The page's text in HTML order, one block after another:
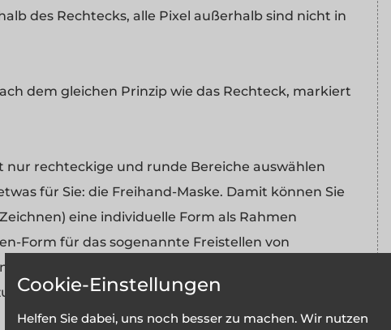
des Rechtecks, alle Pixel außerhalb sind nicht in
dem gleichen Prinzip wie das Rechteck, markiert
nur rechteckige und runde Bereiche auswählen
für Sie: die Freihand-Maske. Damit können Sie
eine individuelle Form als Rahmen
Form für das sogenannte Freistellen von
einer Person auf einem Foto, um diese Person auf
lassen).
Cookie-Einstellungen
Helfen Sie dabei, uns noch besser zu machen. Wir nutzen